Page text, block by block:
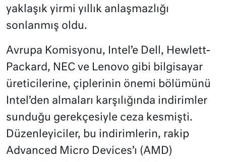
yaklaşık yirmi yıllık anlaşmazlığı
sonlanmış oldu.
Avrupa Komisyonu, Intel’e Dell, Hewlett-
Packard, NEC ve Lenovo gibi bilgisayar
üreticilerine, çiplerinin önemi bölümünü
Intel’den almaları karşılığında indirimler
sunduğu gerekçesiyle ceza kesmişti.
Düzenleyiciler, bu indirimlerin, rakip
Advanced Micro Devices’ı (AMD)